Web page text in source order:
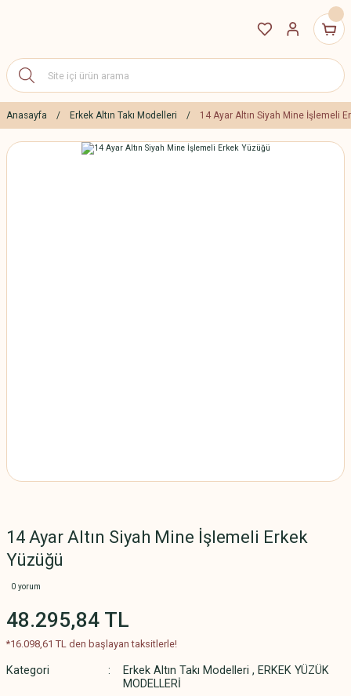
Anasayfa Erkek Altın Takı Modelleri 14 Ayar Altın Siyah Mine İşlemeli
14 Ayar Altın Siyah Mine İşlemeli Erkek
Yüzüğü
0 yorum
48.295,84 TL
*16.098,61 TL den başlayan taksitlerle!
Kategori Erkek Altın Takı Modelleri , ERKEK YÜZÜK
MODELLERİ